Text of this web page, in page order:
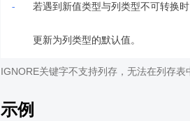
-
若遇到新值类型与列类型不可转换时
IGNORE关键字不支持列存，无法在列存表
示例